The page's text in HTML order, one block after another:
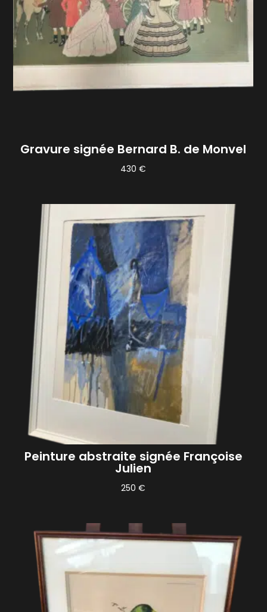
Gravure signée Bernard B. de Monvel
430€
Peinture abstraite signée Françoise
Julien
250€